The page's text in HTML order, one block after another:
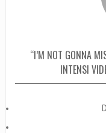
“I’M NOT GONNA
INTENSI